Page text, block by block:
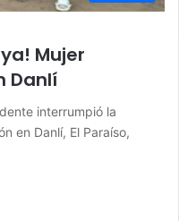
Mujer
Danlí
interrumpió la
en Danlí, El Paraíso,